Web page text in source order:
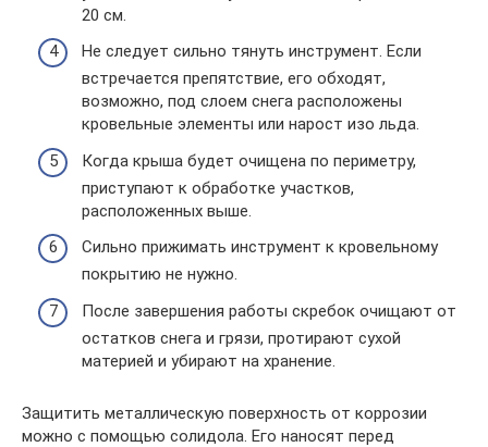
20 см.
Не следует сильно тянуть инструмент. Если
встречается препятствие, его обходят,
возможно, под слоем снега расположены
кровельные элементы или нарост изо льда.
Когда крыша будет очищена по периметру,
приступают к обработке участков,
расположенных выше.
Сильно прижимать инструмент к кровельному
покрытию не нужно.
После завершения работы скребок очищают от
остатков снега и грязи, протирают сухой
материей и убирают на хранение.
Защитить металлическую поверхность от коррозии
можно с помощью солидола. Его наносят перед